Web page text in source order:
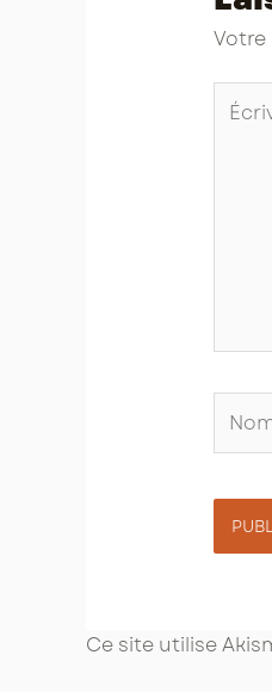
Votre
Écrivez
ici…
Ce site utilise